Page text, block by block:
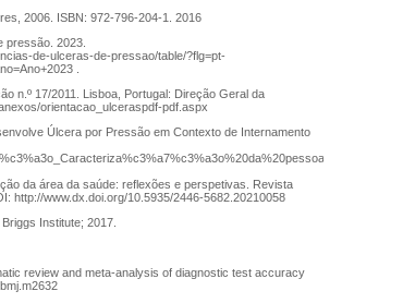
2006. ISBN: 972-796-204-1. 2016
pressão. 2023.
de-ulceras-de-pressao/table/?flg=pt-
.
n.º 17/2011. Lisboa, Portugal: Direção Geral da
orientacao_ulceraspdf-pdf.aspx
Úlcera por Pressão em Contexto de Internamento
da área da saúde: reflexões e perspetivas. Revista
http://www.dx.doi.org/10.5935/2446-5682.20210058
Institute; 2017.
review and meta-analysis of diagnostic test accuracy